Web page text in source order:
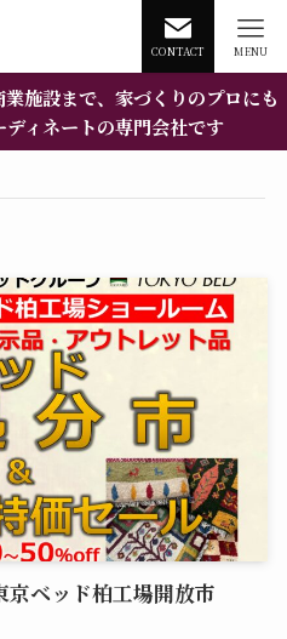
CONTACT MENU
施設まで、家づくりのプロにも
ィネートの専門会社です
京ベッド柏工場開放市